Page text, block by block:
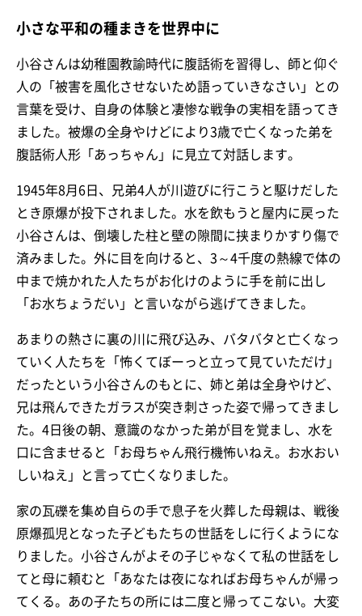
小さな平和の種まきを世界中に
小谷さんは幼稚園教諭時代に腹話術を習得し、師と仰ぐ
人の「被害を風化させないため語っていきなさい」との
言葉を受け、自身の体験と凄惨な戦争の実相を語ってき
ました。被爆の全身やけどにより3歳で亡くなった弟を
腹話術人形「あっちゃん」に見立て対話します。
1945年8月6日、兄弟4人が川遊びに行こうと駆けだした
とき原爆が投下されました。水を飲もうと屋内に戻った
小谷さんは、倒壊した柱と壁の隙間に挟まりかすり傷で
済みました。外に目を向けると、3～4千度の熱線で体の
中まで焼かれた人たちがお化けのように手を前に出し
「お水ちょうだい」と言いながら逃げてきました。
あまりの熱さに裏の川に飛び込み、バタバタと亡くなっ
ていく人たちを「怖くてぼーっと立って見ていただけ」
だったという小谷さんのもとに、姉と弟は全身やけど、
兄は飛んできたガラスが突き刺さった姿で帰ってきまし
た。4日後の朝、意識のなかった弟が目を覚まし、水を
口に含ませると「お母ちゃん飛行機怖いねえ。お水おい
しいねえ」と言って亡くなりました。
家の瓦礫を集め自らの手で息子を火葬した母親は、戦後
原爆孤児となった子どもたちの世話をしに行くようにな
りました。小谷さんがよその子じゃなくて私の世話をし
てと母に頼むと「あなたは夜になればお母ちゃんが帰っ
てくる。あの子たちの所には二度と帰ってこない。大変